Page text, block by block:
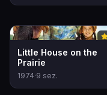
0
Little House on the
Prairie
1974·9 sez.